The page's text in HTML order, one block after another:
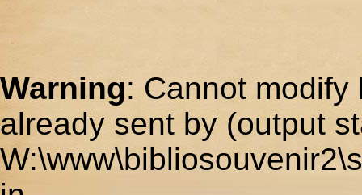
Warning: Cannot
already sent by (output